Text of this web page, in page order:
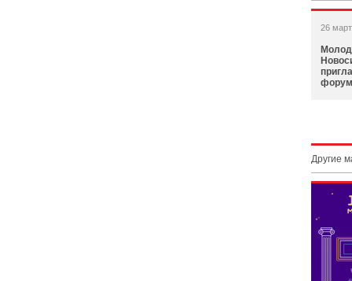
26
Другие